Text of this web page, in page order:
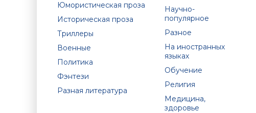
Юмористическая проза
Историческая проза
Триллеры
Военные
Политика
Фэнтези
Разная литература
Научно-
популярное
Разное
На иностранных
языках
Обучение
Религия
Медицина,
здоровье